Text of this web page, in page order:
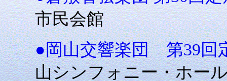
市民会館
●岡山交響楽団 第39回
山シンフォニー・ホー